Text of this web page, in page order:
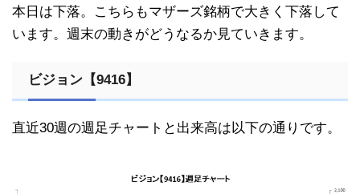
本日は下落。こちらもマザーズ銘柄で大きく下落して
います。週末の動きがどうなるか見ていきます。
ビジョン【9416】
直近30週の週足チャートと出来高は以下の通りです。